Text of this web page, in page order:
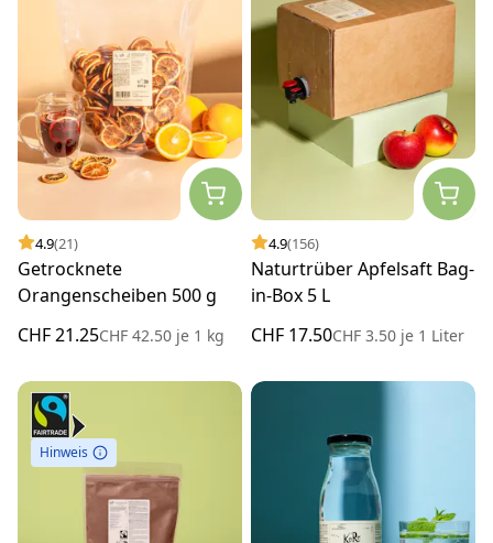
4.9(21)
Getrocknete
Orangenscheiben 500 g
CHF 21.25CHF 42.50 je 1 kg
4.9(156)
Naturtrüber Apfelsaft Bag-
in-Box 5 L
CHF 17.50CHF 3.50 je 1 Liter
Hinweis